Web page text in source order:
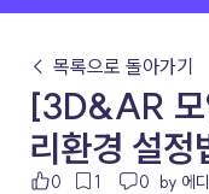
← 목록으로 돌아가기
[3D&AR
리환경 설정
0 1 0 by 에